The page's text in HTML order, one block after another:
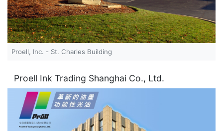
Proell, Inc. - St. Charles Building
Proell Ink Trading Shanghai Co., Ltd.